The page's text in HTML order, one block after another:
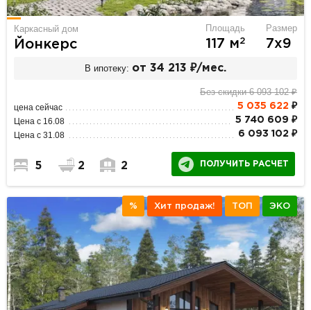
Каркасный дом
Йонкерс
Площадь
117 м2
Размер
7х9
В ипотеку: от 34 213 ₽/мес.
Без скидки 6 093 102 ₽
цена сейчас 5 035 622 ₽
Цена с 16.08 5 740 609 ₽
Цена с 31.08 6 093 102 ₽
5 2 2 ПОЛУЧИТЬ РАСЧЕТ
% Хит продаж! ТОП ЭКО